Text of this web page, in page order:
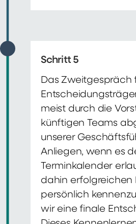
Schritt 5
Das Zweitgespräch
meist durch die
künftigen Teams
unserer
Anliegen, wenn es
Terminkalender
dahin erfolgreichen
persönlich
wir eine finale